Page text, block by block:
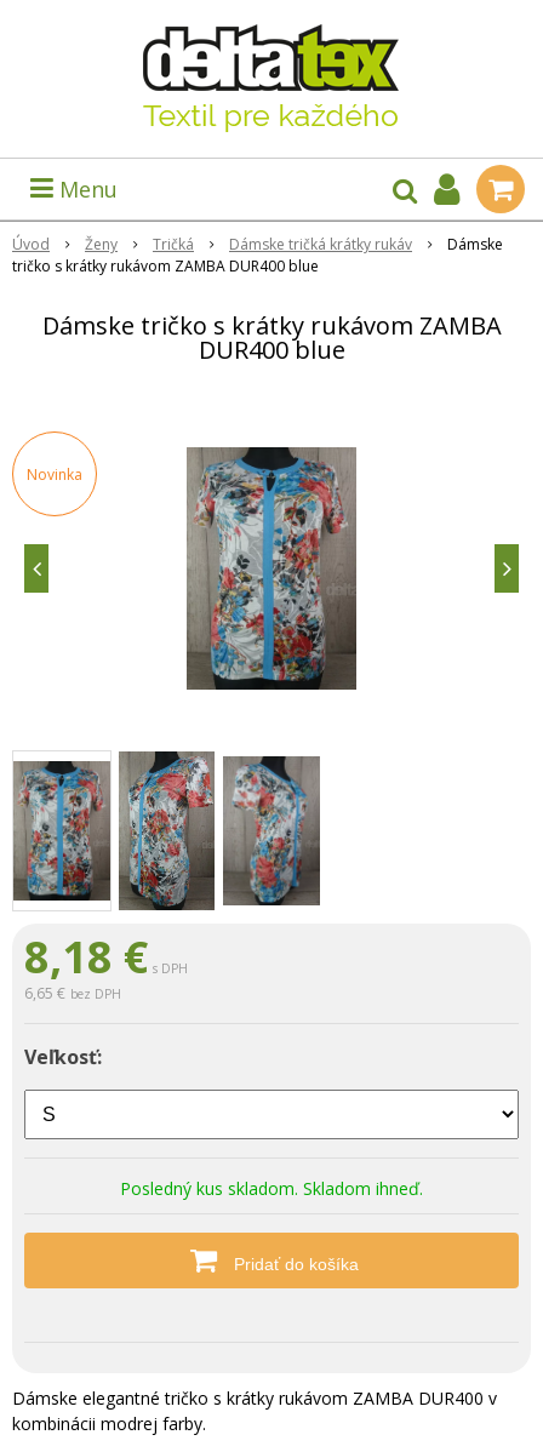
Menu
Úvod Ženy Tričká Dámske tričká krátky rukáv
Dámske
tričko s krátky rukávom ZAMBA DUR400 blue
Dámske tričko s krátky rukávom ZAMBA
DUR400 blue
Novinka
8,18 € s DPH
6,65 € bez DPH
Veľkosť:
Posledný kus skladom. Skladom ihneď.
Pridať do košíka
Dámske elegantné tričko s krátky rukávom ZAMBA DUR400 v
kombinácii modrej farby.